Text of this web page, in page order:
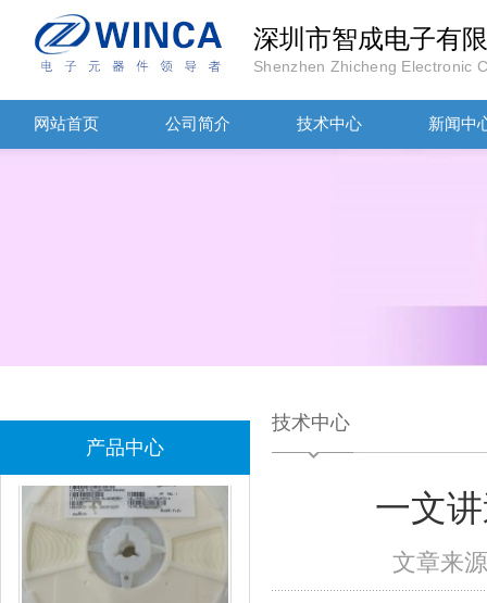
深圳市智成电子有
Shenzhen Zhicheng Electronic
网站首页 公司简介 技术中心 新闻中
产品中心
TDK滤波器ACM2012-202-2P-T002参数
技术中心
一文
文章来